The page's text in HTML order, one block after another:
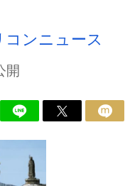
コンニュース
開